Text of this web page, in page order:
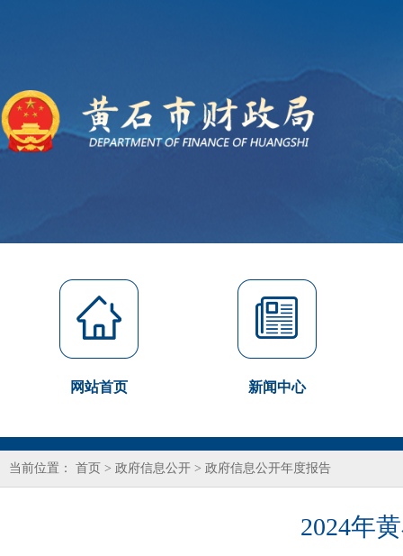
网站首页 新闻中心
当前位置： 首页 > 政府信息公开 > 政府信息公开年度报告
2024年